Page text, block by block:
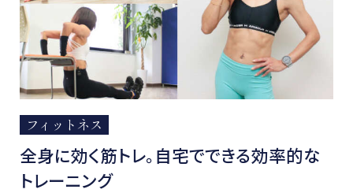
フィットネス
全身に効く筋トレ。自宅でできる効率的な
トレーニング